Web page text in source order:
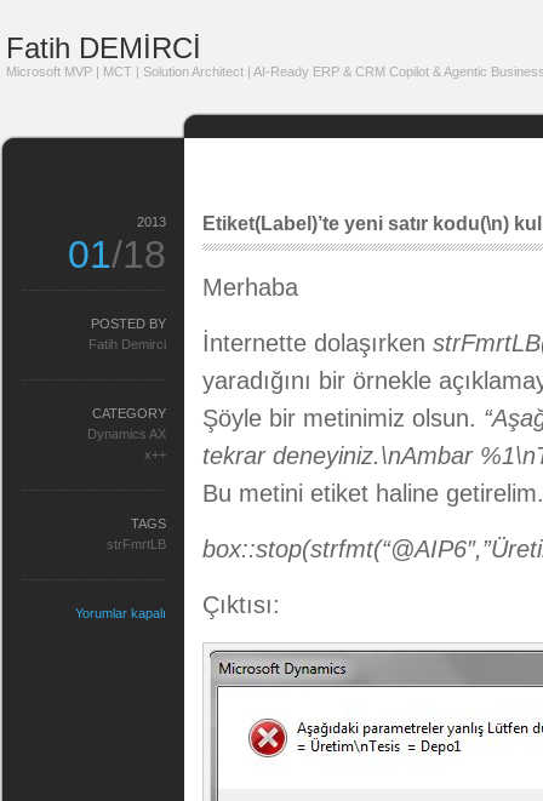
Fatih DEMİRCİ
Microsoft MVP | MCT | Solution Architect | AI-Ready ERP & CRM Copilot & Agentic
Etiket(Label)’te yeni satır kodu(\n)
Merhaba
İnternette dolaşırken
yaradığını bir örnekle
Şöyle bir metinimiz olsun.
tekrar deneyiniz.\nAmbar
Bu metini etiket haline
Çıktısı:
2013
01/18
POSTED BY
Fatih Demirci
CATEGORY
Dynamics AX
x++
TAGS
strFmrtLB
Yorumlar kapalı